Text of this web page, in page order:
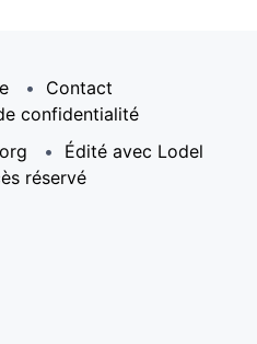
Contact
confidentialité
Édité avec Lodel
réservé